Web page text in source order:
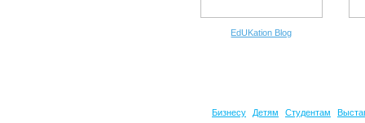
EdUKation Blog
Бизнесу Детям Студентам